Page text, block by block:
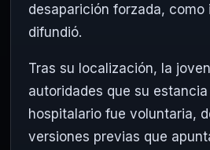
desaparición forzada, como
difundió.
Tras su localización, la
autoridades que su
hospitalario fue voluntaria,
versiones previas que